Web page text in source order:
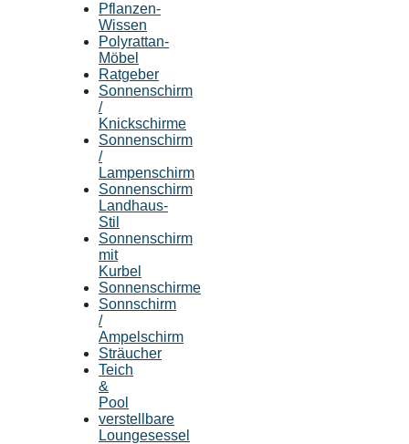
Pflanzen-
Wissen
Polyrattan-
Möbel
Ratgeber
Sonnenschirm
/
Knickschirme
Sonnenschirm
/
Lampenschirm
Sonnenschirm
Landhaus-
Stil
Sonnenschirm
mit
Kurbel
Sonnenschirme
Sonnschirm
/
Ampelschirm
Sträucher
Teich
&
Pool
verstellbare
Loungesessel